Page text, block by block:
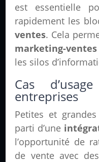
est essentielle
rapidement les
ventes. Cela
marketing-ventes
les silos
Cas
entreprises
Petites et
parti d’une
l’opportunité de
de vente avec des